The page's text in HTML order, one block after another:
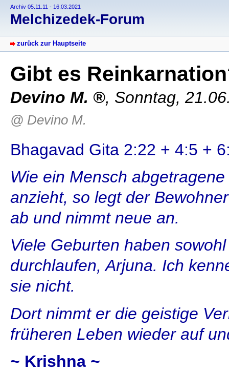
Archiv 05.11.11 - 16.03.2021
Melchizedek-Forum
zurück zur Hauptseite
Gibt es
Devino M. , Sonntag,
@ Devino M.
Bhagavad Gita 2:22 + 4:5 +
Wie ein Mensch
anzieht, so legt der
ab und nimmt neue an.
Viele Geburten haben
durchlaufen, Arjuna. Ich
sie nicht.
Dort nimmt er die geistige
früheren Leben wieder auf
~ Krishna ~